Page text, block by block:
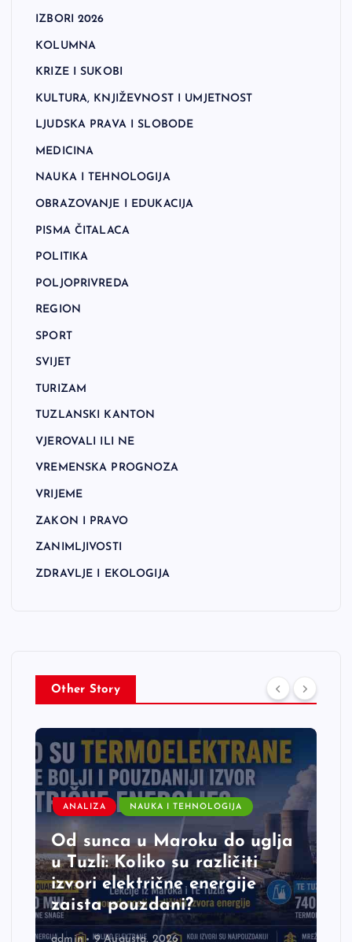
IZBORI 2026
KOLUMNA
KRIZE I SUKOBI
KULTURA, KNJIŽEVNOST I UMJETNOST
LJUDSKA PRAVA I SLOBODE
MEDICINA
NAUKA I TEHNOLOGIJA
OBRAZOVANJE I EDUKACIJA
PISMA ČITALACA
POLITIKA
POLJOPRIVREDA
REGION
SPORT
SVIJET
TURIZAM
TUZLANSKI KANTON
VJEROVALI ILI NE
VREMENSKA PROGNOZA
VRIJEME
ZAKON I PRAVO
ZANIMLJIVOSTI
ZDRAVLJE I EKOLOGIJA
Other Story
ANALIZA NAUKA I TEHNOLOGIJA
Od sunca u Maroku do uglja
u Tuzli: Koliko su različiti
izvori električne energije
zaista pouzdani?
admin 9 Augusta, 2026